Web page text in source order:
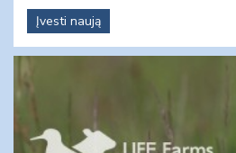
Įvesti naują